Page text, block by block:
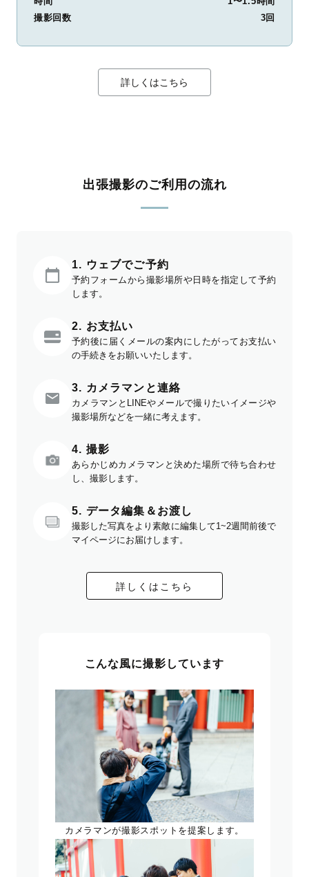
撮影回数
3回
詳しくはこちら
出張撮影のご利用の流れ
1. ウェブでご予約
予約フォームから撮影場所や日時を指定して予約
します。
2. お支払い
予約後に届くメールの案内にしたがってお支払い
の手続きをお願いいたします。
3. カメラマンと連絡
カメラマンとLINEやメールで撮りたいイメージや
撮影場所などを一緒に考えます。
4. 撮影
あらかじめカメラマンと決めた場所で待ち合わせ
し、撮影します。
5. データ編集＆お渡し
撮影した写真をより素敵に編集して1~2週間前後で
マイページにお届けします。
詳しくはこちら
こんな風に撮影しています
カメラマンが撮影スポットを提案します。